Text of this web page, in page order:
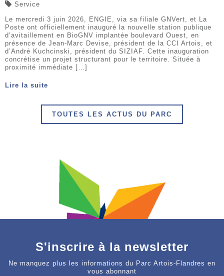
Service
Le mercredi 3 juin 2026, ENGIE, via sa filiale GNVert, et La
Poste ont officiellement inauguré la nouvelle station publique
d’avitaillement en BioGNV implantée boulevard Ouest, en
présence de Jean-Marc Devise, président de la CCI Artois, et
d’André Kuchcinski, président du SIZIAF. Cette inauguration
concrétise un projet structurant pour le territoire. Située à
proximité immédiate […]
Lire la suite
TOUTES LES ACTUS DU PARC
S'inscrire à la newsletter
Ne manquez plus les informations du Parc Artois-Flandres en
vous abonnant